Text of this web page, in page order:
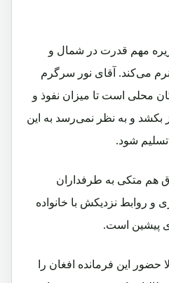
مهم قدرت در شمال و
می‌کند. آقای نور سرگرم
محلی است تا میزان نفوذ و
و به نظر نمی‌رسد به این
تسلیم شود.
هم متکی به طرفداران
روابط نزدیکش با خانواده
پیشین است.
حضور این فرمانده افغان را